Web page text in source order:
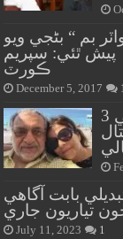
بم “ بڻجي ويو
پيش ٿئي: سپريم
ڪورٽ
December 5, 2017 1
هزار خان بجاراڻي کي هڪ ۽ فريحا کي 3
تبديلي بابت آگاهي
تياريون جاري
July 11, 2023 1